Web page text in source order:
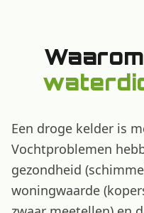
Een droge kelder is
Vochtproblemen
gezondheid
woningwaarde